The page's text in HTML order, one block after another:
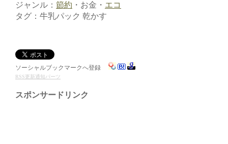
ジャンル： 節約 ・お金・ エコ
タグ：牛乳パック 乾かす
ソーシャルブックマークへ登録
RSS更新通知パーツ
スポンサードリンク